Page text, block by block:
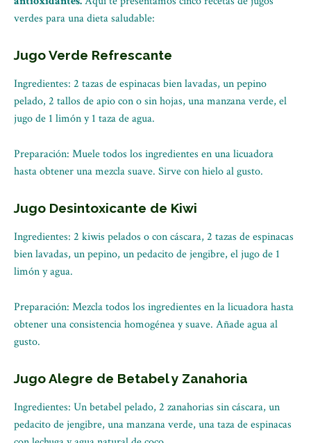
verdes para una dieta saludable:
Jugo Verde Refrescante
Ingredientes: 2 tazas de espinacas bien lavadas, un pepino
pelado, 2 tallos de apio con o sin hojas, una manzana verde, el
jugo de 1 limón y 1 taza de agua.
Preparación: Muele todos los ingredientes en una licuadora
hasta obtener una mezcla suave. Sirve con hielo al gusto.
Jugo Desintoxicante de Kiwi
Ingredientes: 2 kiwis pelados o con cáscara, 2 tazas de espinacas
bien lavadas, un pepino, un pedacito de jengibre, el jugo de 1
limón y agua.
Preparación: Mezcla todos los ingredientes en la licuadora hasta
obtener una consistencia homogénea y suave. Añade agua al
gusto.
Jugo Alegre de Betabel y Zanahoria
Ingredientes: Un betabel pelado, 2 zanahorias sin cáscara, un
pedacito de jengibre, una manzana verde, una taza de espinacas